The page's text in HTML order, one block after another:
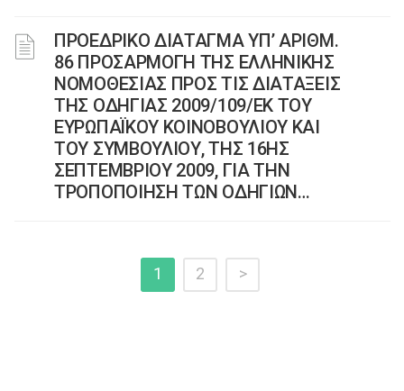
ΠΡΟΕΔΡΙΚΟ ΔΙΑΤΑΓΜΑ ΥΠ’ ΑΡΙΘΜ.
86 ΠΡΟΣΑΡΜΟΓΗ ΤΗΣ ΕΛΛΗΝΙΚΗΣ
ΝΟΜΟΘΕΣΙΑΣ ΠΡΟΣ ΤΙΣ ΔΙΑΤΑΞΕΙΣ
ΤΗΣ ΟΔΗΓΙΑΣ 2009/109/ΕΚ ΤΟΥ
ΕΥΡΩΠΑΪΚΟΥ ΚΟΙΝΟΒΟΥΛΙΟΥ ΚΑΙ
ΤΟΥ ΣΥΜΒΟΥΛΙΟΥ, ΤΗΣ 16ΗΣ
ΣΕΠΤΕΜΒΡΙΟΥ 2009, ΓΙΑ ΤΗΝ
ΤΡΟΠΟΠΟΙΗΣΗ ΤΩΝ ΟΔΗΓΙΩΝ…
1 2 >